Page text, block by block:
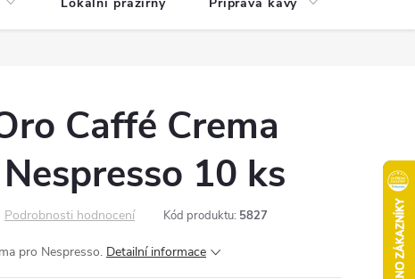
Caffé Crema
10 ks
Podrobnosti hodnocení Kód produktu: 5827
pro Nespresso. Detailní informace